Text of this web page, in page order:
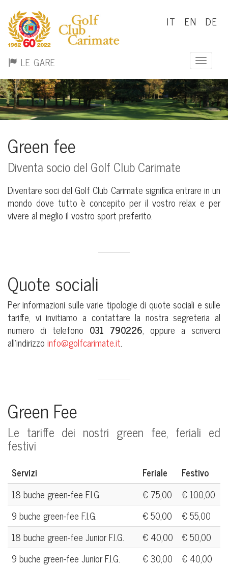
IT EN DE
LE GARE Toggle
Green fee
Diventa socio del Golf Club Carimate
Diventare soci del Golf Club Carimate significa entrare in un
mondo dove tutto è concepito per il vostro relax e per
vivere al meglio il vostro sport preferito.
Quote sociali
Per informazioni sulle varie tipologie di quote sociali e sulle
tariffe, vi invitiamo a contattare la nostra segreteria al
numero di telefono 031 790226, oppure a scriverci
all’indirizzo info@golfcarimate.it.
Green Fee
Le tariffe dei nostri green fee, feriali ed
festivi
Servizi Feriale
Festivo
18 buche green-fee F.I.G.
€ 75,00
€ 100,00
9 buche green-fee F.I.G.
€ 50,00
€ 55,00
18 buche green-fee Junior F.I.G.
€ 40,00 € 50,00
9 buche green-fee Junior F.I.G.
€ 30,00
€ 40,00